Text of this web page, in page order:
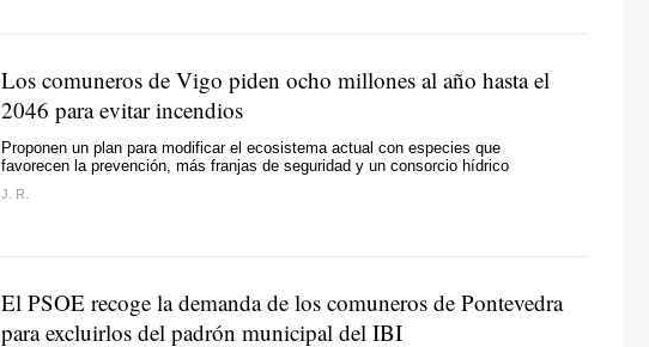
Los comuneros de Vigo piden ocho millones al año hasta el
2046 para evitar incendios
Proponen un plan para modificar el ecosistema actual con especies que
favorecen la prevención, más franjas de seguridad y un consorcio hídrico
J. R.
El PSOE recoge la demanda de los comuneros de Pontevedra
para excluirlos del padrón municipal del IBI